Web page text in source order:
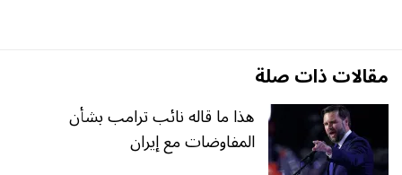
مقالات ذات صلة
هذا ما قاله نائب ترامب بشأن
المفاوضات مع إيران